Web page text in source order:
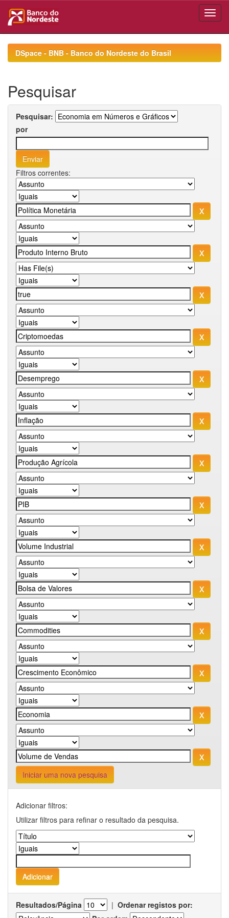
navigationDSpace - BNB - Banco do Nordeste do Brasil
Pesquisar
Pesquisar:
por
Filtros correntes:
Iniciar uma nova pesquisa
Adicionar filtros:
Utilizar filtros para refinar o resultado da pesquisa.
Resultados/Página | Ordenar registos por: